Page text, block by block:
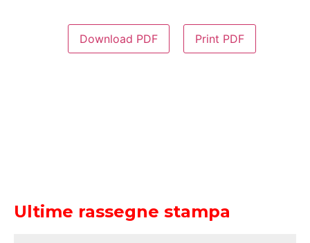
Download PDF Print PDF
Ultime rassegne stampa